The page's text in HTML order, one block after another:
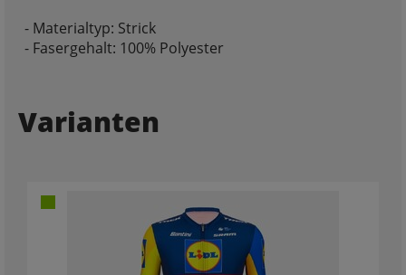
- Materialtyp: Strick
- Fasergehalt: 100% Polyester
Varianten